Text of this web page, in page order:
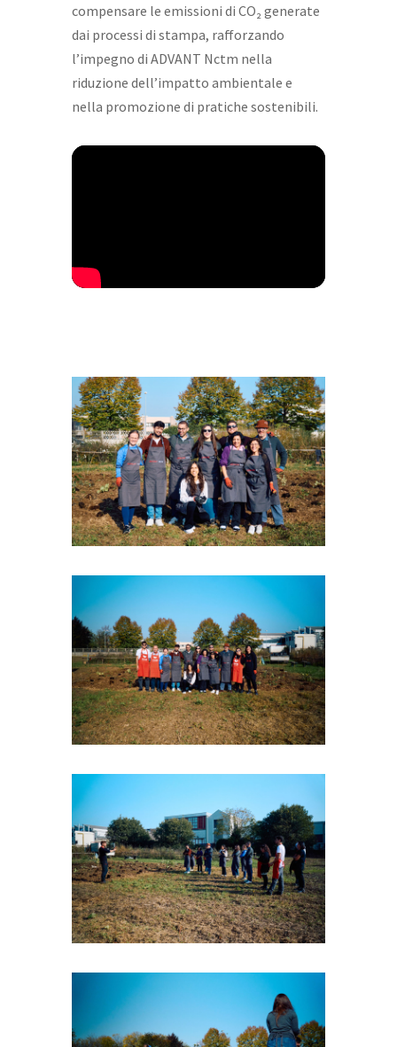
compensare le emissioni di CO₂ generate
dai processi di stampa, rafforzando
l’impegno di ADVANT Nctm nella
riduzione dell’impatto ambientale e
nella promozione di pratiche sostenibili.